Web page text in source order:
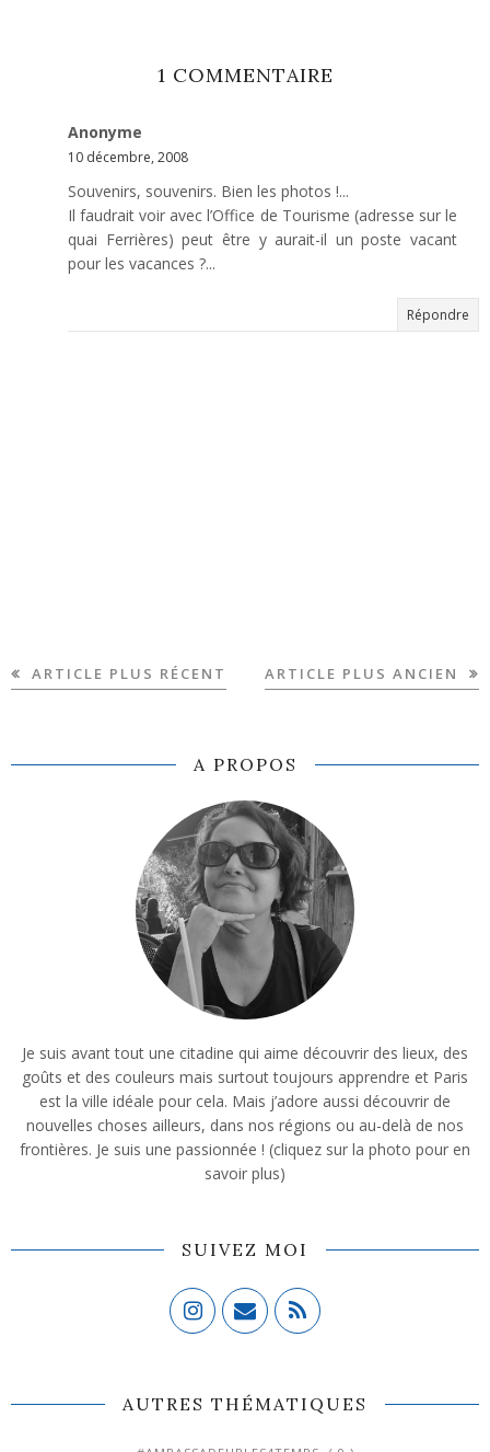
1 COMMENTAIRE
Anonyme
10 décembre, 2008
Souvenirs, souvenirs. Bien les photos !...
Il faudrait voir avec l’Office de Tourisme (adresse sur le
quai Ferrières) peut être y aurait-il un poste vacant
pour les vacances ?...
Répondre
ARTICLE PLUS RÉCENT ARTICLE PLUS ANCIEN
A PROPOS
Je suis avant tout une citadine qui aime découvrir des lieux, des
goûts et des couleurs mais surtout toujours apprendre et Paris
est la ville idéale pour cela. Mais j’adore aussi découvrir de
nouvelles choses ailleurs, dans nos régions ou au-delà de nos
frontières. Je suis une passionnée ! (cliquez sur la photo pour en
savoir plus)
SUIVEZ MOI
AUTRES THÉMATIQUES